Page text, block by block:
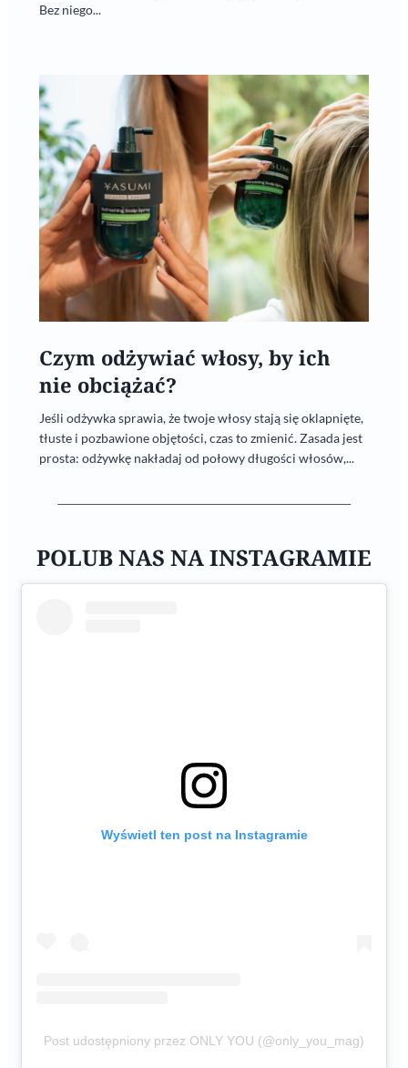
Bez niego...
Czym odżywiać włosy, by ich
nie obciążać?
Jeśli odżywka sprawia, że twoje włosy stają się oklapnięte,
tłuste i pozbawione objętości, czas to zmienić. Zasada jest
prosta: odżywkę nakładaj od połowy długości włosów,...
POLUB NAS NA INSTAGRAMIE
Wyświetl ten post na Instagramie
Post udostępniony przez ONLY YOU (@only_you_mag)